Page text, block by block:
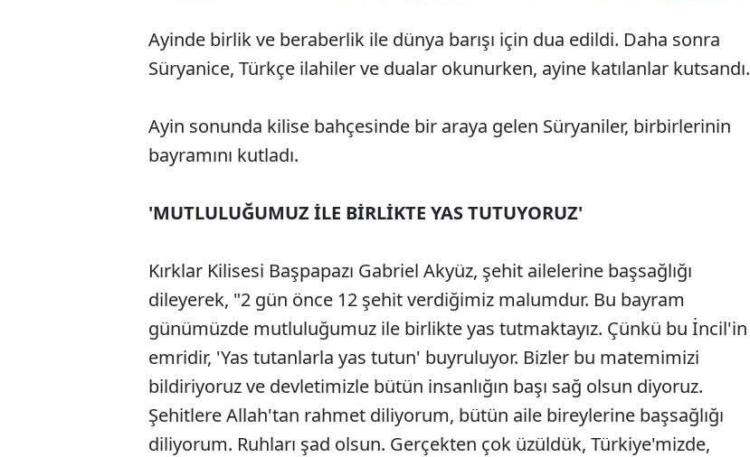
Ayinde birlik ve beraberlik ile dünya barışı için dua edildi. Daha sonra
Süryanice, Türkçe ilahiler ve dualar okunurken, ayine katılanlar kutsandı.
Ayin sonunda kilise bahçesinde bir araya gelen Süryaniler, birbirlerinin
bayramını kutladı.
'MUTLULUĞUMUZ İLE BİRLİKTE YAS TUTUYORUZ'
Kırklar Kilisesi Başpapazı Gabriel Akyüz, şehit ailelerine başsağlığı
dileyerek, "2 gün önce 12 şehit verdiğimiz malumdur. Bu bayram
günümüzde mutluluğumuz ile birlikte yas tutmaktayız. Çünkü bu İncil'in
emridir, 'Yas tutanlarla yas tutun' buyruluyor. Bizler bu matemimizi
bildiriyoruz ve devletimizle bütün insanlığın başı sağ olsun diyoruz.
Şehitlere Allah'tan rahmet diliyorum, bütün aile bireylerine başsağlığı
diliyorum. Ruhları şad olsun. Gerçekten çok üzüldük, Türkiye'mizde,